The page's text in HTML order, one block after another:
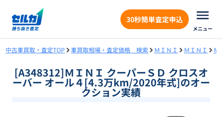
30秒簡単査定申込
メニュー
中古車買取・査定TOP 車買取相場・査定価格 検索 ＭＩＮＩ ＭＩＮＩ Ｍ
[A348312]ＭＩＮＩ クーパーＳＤ クロスオ
ーバー オール４[4.3万km/2020年式]のオー
クション実績